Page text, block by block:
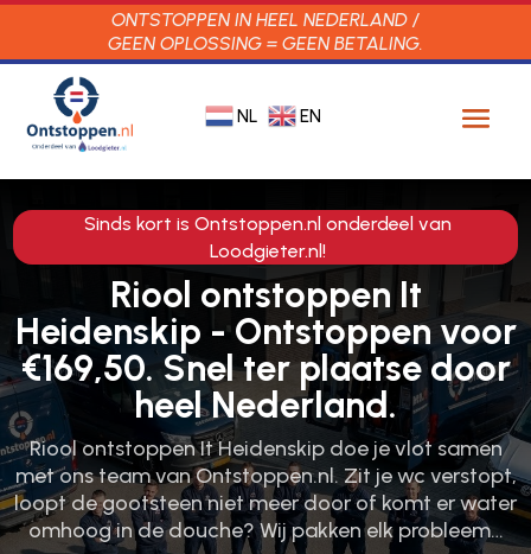
ONTSTOPPEN IN HEEL NEDERLAND /
GEEN OPLOSSING = GEEN BETALING.
NL EN
Sinds kort is Ontstoppen.nl onderdeel van
Loodgieter.nl!
Riool ontstoppen It
Heidenskip - Ontstoppen voor
€169,50. Snel ter plaatse door
heel Nederland.
Riool ontstoppen It Heidenskip doe je vlot samen
met ons team van Ontstoppen.​nl.​ Zit je wc verstopt,
loopt de gootsteen niet meer door of komt er water
omhoog in de douche? Wij pakken elk probleem…